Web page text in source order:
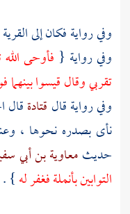
وفي رواية فكان إلى
وفي رواية { فأوحى
تقربي وقال قيسوا
وفي رواية قال قتادةقال
نأى بصدره نحوها ،
حديثمعاوية بن أبي
التوابين بأنملة فغفر له} .